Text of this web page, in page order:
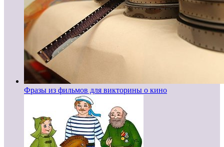
Фразы из фильмов для викторины о кино